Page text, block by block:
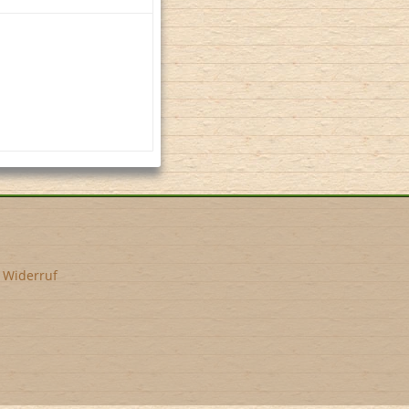
Widerruf